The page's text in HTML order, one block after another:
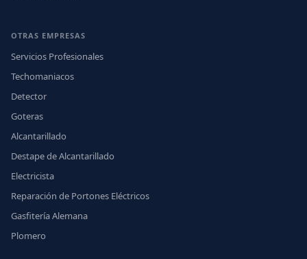
OTRAS EMPRESAS
Servicios Profesionales
Techomaniacos
Detector
Goteras
Alcantarillado
Destape de Alcantarillado
Electricista
Reparación de Portones Eléctricos
Gasfitería Alemana
Plomero